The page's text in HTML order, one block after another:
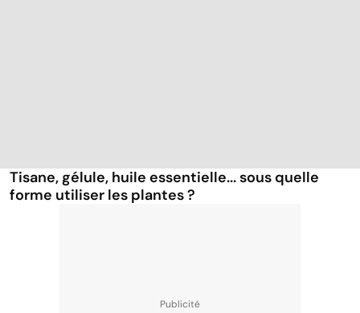
Tisane, gélule, huile essentielle... sous quelle
forme utiliser les plantes ?